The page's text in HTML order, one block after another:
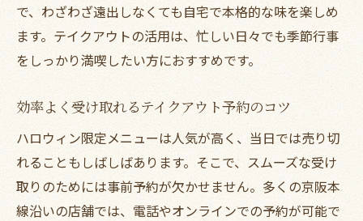
で、わざわざ遠出しなくても自宅で本格的な味を楽しめ
ます。テイクアウトの活用は、忙しい日々でも季節行事
をしっかり満喫したい方におすすめです。
効率よく受け取れるテイクアウト予約のコツ
ハロウィン限定メニューは人気が高く、当日では売り切
れることもしばしばあります。そこで、スムーズな受け
取りのためには事前予約が欠かせません。多くの京阪本
線沿いの店舗では、電話やオンラインでの予約が可能で